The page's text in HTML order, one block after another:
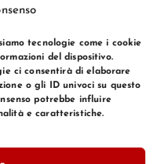
tecnologie come i cookie
del dispositivo.
ci consentirà di elaborare
o gli ID univoci su questo
potrebbe influire
e caratteristiche.